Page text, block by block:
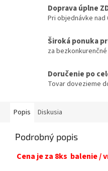
Doprava úplne
Pri objednávke nad
Široká ponuka
za
Doručenie po
Tovar dovezieme
Popis Diskusia
Podrobný popis
Cena je za 8ks balenie /